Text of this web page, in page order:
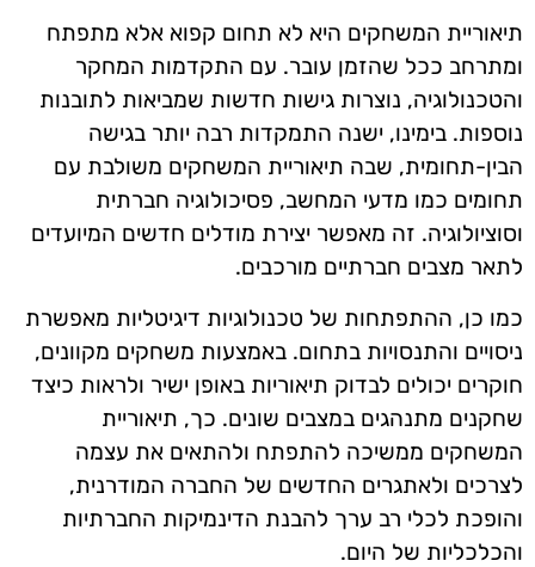
תיאוריית המשחקים היא לא תחום קפוא אלא מתפתח
ומתרחב ככל שהזמן עובר. עם התקדמות המחקר
והטכנולוגיה, נוצרות גישות חדשות שמביאות לתובנות
נוספות. בימינו, ישנה התמקדות רבה יותר בגישה
הבין-תחומית, שבה תיאוריית המשחקים משולבת עם
תחומים כמו מדעי המחשב, פסיכולוגיה חברתית
וסוציולוגיה. זה מאפשר יצירת מודלים חדשים המיועדים
לתאר מצבים חברתיים מורכבים.
כמו כן, ההתפתחות של טכנולוגיות דיגיטליות מאפשרת
ניסויים והתנסויות בתחום. באמצעות משחקים מקוונים,
חוקרים יכולים לבדוק תיאוריות באופן ישיר ולראות כיצד
שחקנים מתנהגים במצבים שונים. כך, תיאוריית
המשחקים ממשיכה להתפתח ולהתאים את עצמה
לצרכים ולאתגרים החדשים של החברה המודרנית,
והופכת לכלי רב ערך להבנת הדינמיקות החברתיות
והכלכליות של היום.